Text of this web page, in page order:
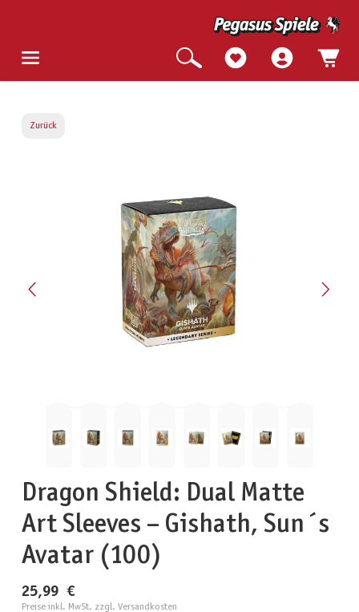
Zurück
Dragon Shield: Dual Matte
Art Sleeves – Gishath, Sun´s
Avatar (100)
25,99 €
Preise inkl. MwSt. zzgl. Versandkosten